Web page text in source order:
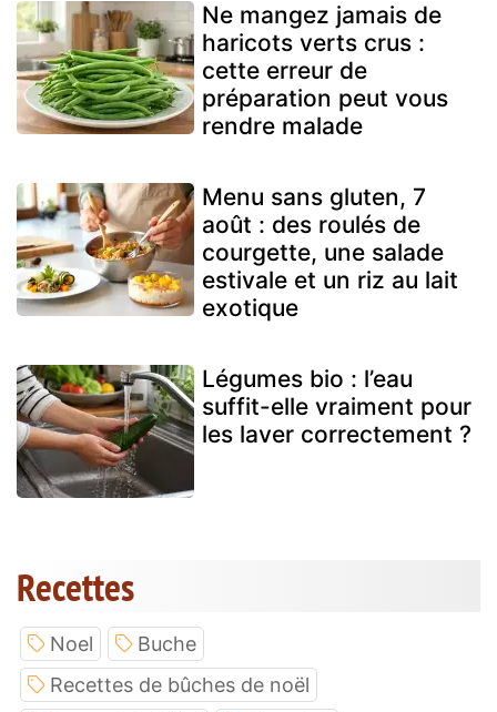
Ne mangez jamais de
haricots verts crus :
cette erreur de
préparation peut vous
rendre malade
Menu sans gluten, 7
août : des roulés de
courgette, une salade
estivale et un riz au lait
exotique
Légumes bio : l’eau
suffit-elle vraiment pour
les laver correctement ?
Recettes
Noel
Buche
Recettes de bûches de noël